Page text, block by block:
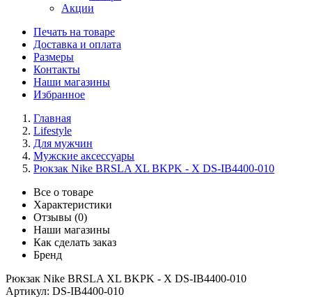
Акции
Печать на товаре
Доставка и оплата
Размеры
Контакты
Наши магазины
Избранное
Главная
Lifestyle
Для мужчин
Мужские аксессуары
Рюкзак Nike BRSLA XL BKPK - X DS-IB4400-010
Все о товаре
Характеристики
Отзывы (0)
Наши магазины
Как сделать заказ
Бренд
Рюкзак Nike BRSLA XL BKPK - X DS-IB4400-010
Артикул: DS-IB4400-010